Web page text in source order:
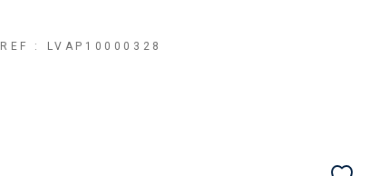
REF : LVAP10000328